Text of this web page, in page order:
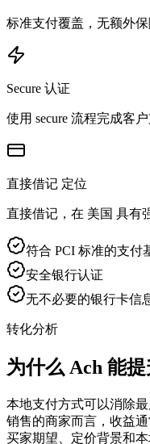
标准支付覆盖，无额外保
Secure 认证
使用 secure 流程完成客户
直接借记 定位
直接借记，在 美国 具有
符合 PCI 标准的支付
安全银行认证
无不必要的银行卡信
转化分析
为什么 Ach 能
本地支付方式可以消除
销售的商家而言，收益
买家期望、定价背景和本